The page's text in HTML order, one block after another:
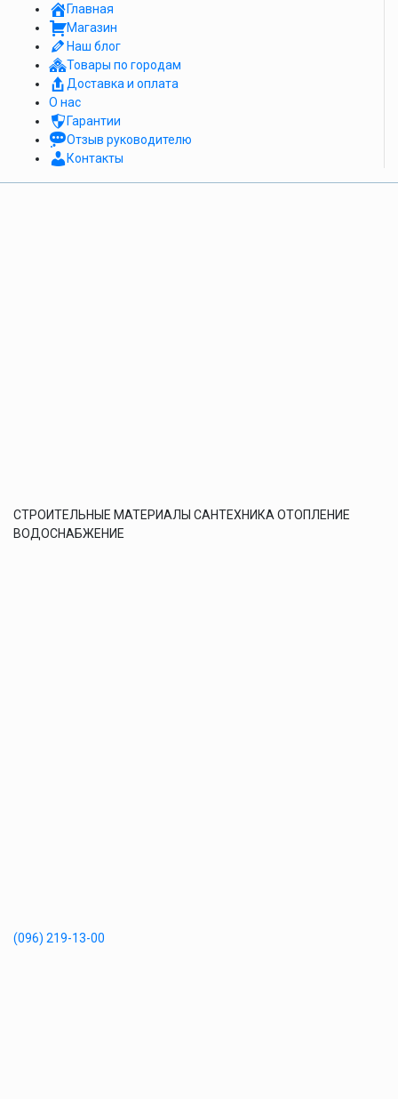
Главная
Магазин
Наш блог
Товары по городам
Доставка и оплата
О нас
Гарантии
Отзыв руководителю
Контакты
СТРОИТЕЛЬНЫЕ МАТЕРИАЛЫ САНТЕХНИКА ОТОПЛЕНИЕ
ВОДОСНАБЖЕНИЕ
(096) 219-13-00